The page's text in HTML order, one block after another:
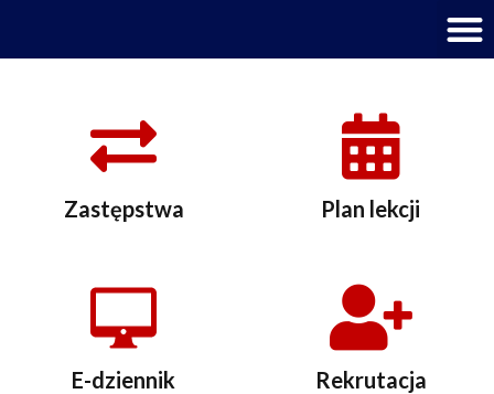
Zastępstwa Plan lekcji
E-dziennik Rekrutacja